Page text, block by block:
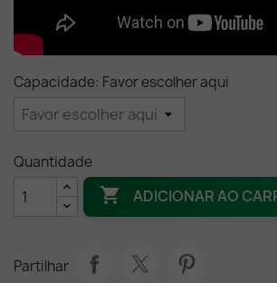
Capacidade: Favor escolher aqui
Quantidade
 ADICIONAR AO
Partilhar